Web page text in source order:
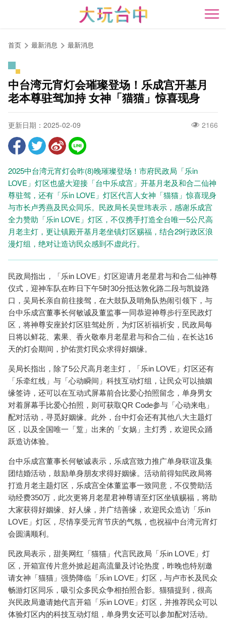
开
首页 最新消息 最新消息
中台湾元宵灯会璀璨登场！乐成宫开基月
老本尊驻驾加持 女神「猫猫」惊喜现身
更新日期：2025-02-09 2166
2025中台湾元宵灯会昨(8)晚璀璨登场！市府民政局「乐in
LOVE」灯区也盛大迎接「台中乐成宫」开基月老及和合二仙神
尊驻驾，还有「乐in LOVE」灯区代言人女神「猫猫」惊喜现身
与市长卢秀燕及民众同乐。民政局长吴世玮表示，感谢乐成宫
全力赞助「乐in LOVE」灯区，不仅携手打造全台唯一5公尺高
月老主灯，更让镇殿开基月老坐镇灯区赐福，结合29行政区浪
漫灯组，绝对让造访民众感到不虚此行。
民政局指出，「乐in LOVE」灯区迎请月老星君与和合二仙神尊
仪式，迎神车队在昨日下午5时30分抵达敦化路二段与凯旋路
口，吴局长亲自前往接驾，在大鼓队及哨角队热闹引领下，与
台中乐成宫董事长何敏诚及董监事一同恭迎神尊步行至民政灯
区，将神尊安座於灯区驻驾处所，为灯区祈福祈安，民政局每
日将以鲜花、素果、香火敬奉月老星君与和合二仙，在长达16
天的灯会期间，护佑赏灯民众求得好姻缘。
吴局长指出，除了5公尺高月老主灯，「乐in LOVE」灯区还有
「乐牵红线」与「心动瞬间」科技互动灯组，让民众可以抽姻
缘签诗，还可以在互动式屏幕前合比爱心拍照留念，单身男女
对着屏幕手比爱心拍照，则可获取QR Code参与「心动来电」
配对活动，寻觅好姻缘。此外，台中灯会还有其他八大主题灯
区，以及全国唯一「踅」出来的「女娲」主灯秀，欢迎民众踊
跃造访体验。
台中乐成宫董事长何敏诚表示，乐成宫致力推广单身联谊及集
团结婚活动，鼓励单身朋友求得好姻缘。活动前得知民政局将
打造月老主题灯区，乐成宫全体董监事一致同意，不仅赞助活
动经费350万，此次更将月老星君神尊请至灯区坐镇赐福，将助
大家获得好姻缘、好人缘，并广结善缘，欢迎民众造访「乐in
LOVE」灯区，尽情享受元宵节庆的气氛，也祝福中台湾元宵灯
会圆满顺利。
民政局表示，甜美网红「猫猫」代言民政局「乐in LOVE」灯
区，开箱宣传片意外掀起超高流量及讨论热度，昨晚也特别邀
请女神「猫猫」强势降临「乐in LOVE」灯区，与卢市长及民众
畅游灯区同乐，吸引众多民众争相拍照合影。猫猫提到，很高
兴民政局邀请她代言开箱「乐in LOVE」灯区，并推荐民众可以
体验灯区内的科技互动灯组，单身男女还可以参加配对活动。